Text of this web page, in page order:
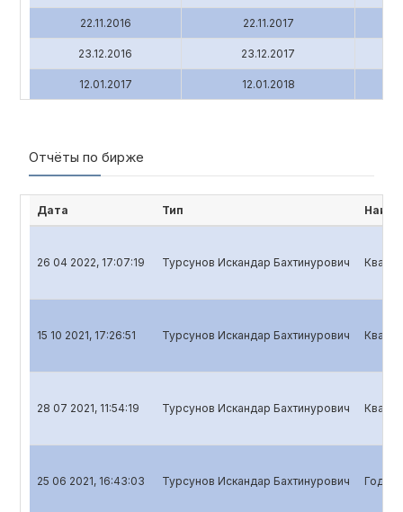
22.11.2016 22.11.2017
23.12.2016 23.12.2017
12.01.2017 12.01.2018
Отчёты по бирже
Дата Тип
26 04 2022, 17:07:19 Турсунов Искандар Бахтинурович
15 10 2021, 17:26:51 Турсунов Искандар Бахтинурович
28 07 2021, 11:54:19 Турсунов Искандар Бахтинурович
25 06 2021, 16:43:03 Турсунов Искандар Бахтинурович